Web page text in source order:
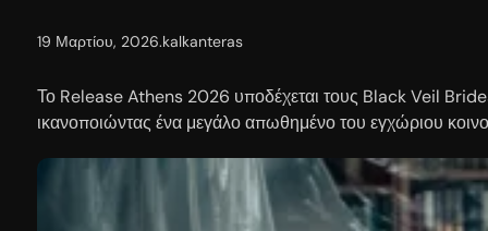
19 Μαρτίου, 2026.kalkanteras
Το Release Athens 2026 υποδέχεται τους Black Veil
ικανοποιώντας ένα μεγάλο απωθημένο του εγχώριου